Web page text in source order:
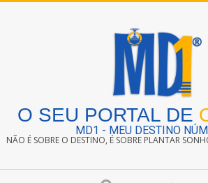
O SEU PORTAL DE
MD1 - MEU DESTINO
NÃO É SOBRE O DESTINO, É SOBRE PLANTAR